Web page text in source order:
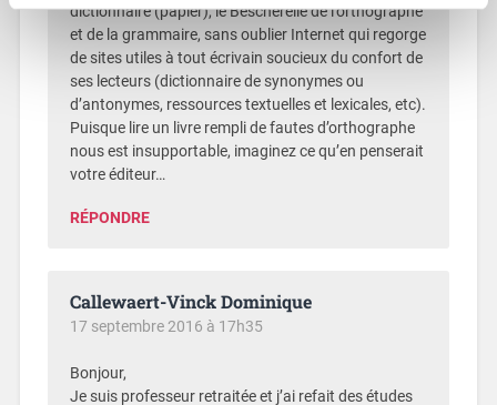
dictionnaire (papier), le Bescherelle de l’orthographe
et de la grammaire, sans oublier Internet qui regorge
de sites utiles à tout écrivain soucieux du confort de
ses lecteurs (dictionnaire de synonymes ou
d’antonymes, ressources textuelles et lexicales, etc).
Puisque lire un livre rempli de fautes d’orthographe
nous est insupportable, imaginez ce qu’en penserait
votre éditeur…
RÉPONDRE
Callewaert-Vinck Dominique
17 septembre 2016 à 17h35
Bonjour,
Je suis professeur retraitée et j’ai refait des études